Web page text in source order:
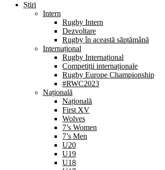
Știri
Intern
Rugby Intern
Dezvoltare
Rugby în această săptămână
Internațional
Rugby Internațional
Competiții internaționale
Rugby Europe Championship
#RWC2023
Națională
Națională
First XV
Wolves
7’s Women
7’s Men
U20
U19
U18